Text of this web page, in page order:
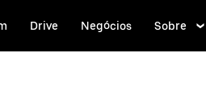
Drive Negócios Sobre